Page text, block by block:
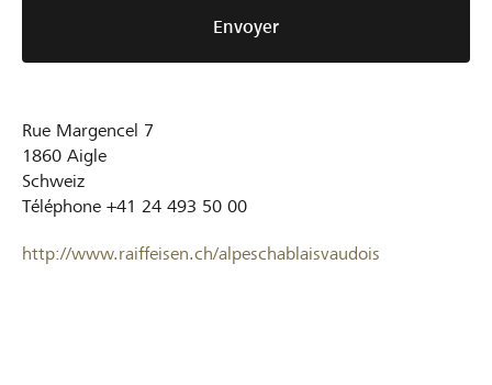
Envoyer
Rue Margencel 7
1860 Aigle
Schweiz
Téléphone +41 24 493 50 00
http://www.raiffeisen.ch/alpeschablaisvaudois